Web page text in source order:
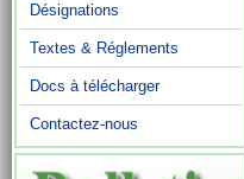
Désignations
Textes & Réglements
Docs à télécharger
Contactez-nous